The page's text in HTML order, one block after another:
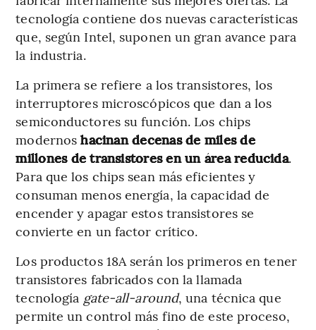
tecnología contiene dos nuevas características
que, según Intel, suponen un gran avance para
la industria.
La primera se refiere a los transistores, los
interruptores microscópicos que dan a los
semiconductores su función. Los chips
modernoshacinan decenas de miles de
millones de transistores en un área reducida.
Para que los chips sean más eficientes y
consuman menos energía, la capacidad de
encender y apagar estos transistores se
convierte en un factor crítico.
Los productos 18A serán los primeros en tener
transistores fabricados con la llamada
tecnología gate-all-around, una técnica que
permite un control más fino de este proceso,